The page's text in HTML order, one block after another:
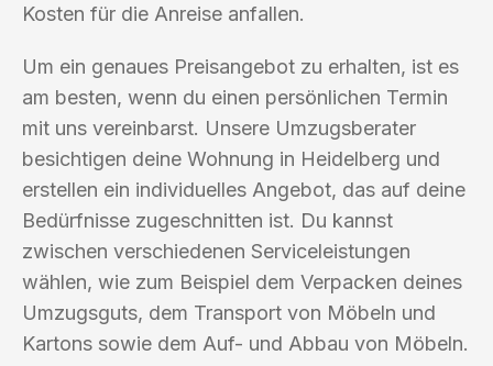
Kosten für die Anreise anfallen.
Um ein genaues Preisangebot zu erhalten, ist es
am besten, wenn du einen persönlichen Termin
mit uns vereinbarst. Unsere Umzugsberater
besichtigen deine Wohnung in Heidelberg und
erstellen ein individuelles Angebot, das auf deine
Bedürfnisse zugeschnitten ist. Du kannst
zwischen verschiedenen Serviceleistungen
wählen, wie zum Beispiel dem Verpacken deines
Umzugsguts, dem Transport von Möbeln und
Kartons sowie dem Auf- und Abbau von Möbeln.